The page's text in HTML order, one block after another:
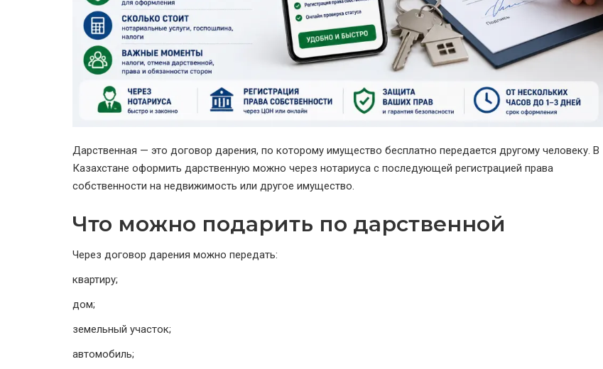
Дарственная — это договор дарения, по которому имущество бесплатно передается другому человеку. В
Казахстане оформить дарственную можно через нотариуса с последующей регистрацией права
собственности на недвижимость или другое имущество.
Что можно подарить по дарственной
Через договор дарения можно передать:
квартиру;
дом;
земельный участок;
автомобиль;